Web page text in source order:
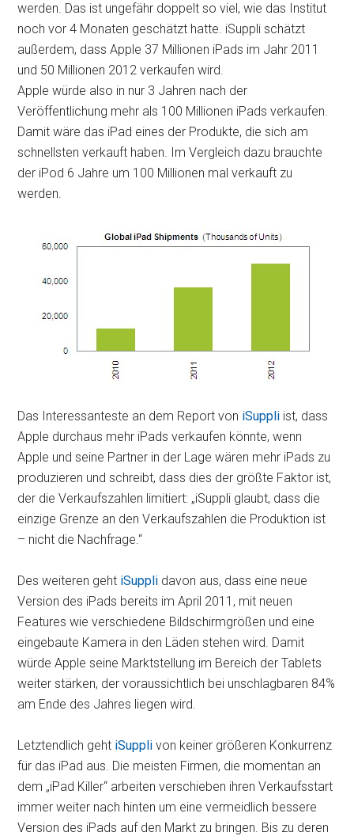
werden. Das ist ungefähr doppelt so viel, wie das Institut
noch vor 4 Monaten geschätzt hatte. iSuppli schätzt
außerdem, dass Apple 37 Millionen iPads im Jahr 2011
und 50 Millionen 2012 verkaufen wird.
Apple würde also in nur 3 Jahren nach der
Veröffentlichung mehr als 100 Millionen iPads verkaufen.
Damit wäre das iPad eines der Produkte, die sich am
schnellsten verkauft haben. Im Vergleich dazu brauchte
der iPod 6 Jahre um 100 Millionen mal verkauft zu
werden.
Das Interessanteste an dem Report von iSuppli ist, dass
Apple durchaus mehr iPads verkaufen könnte, wenn
Apple und seine Partner in der Lage wären mehr iPads zu
produzieren und schreibt, dass dies der größte Faktor ist,
der die Verkaufszahlen limitiert: „iSuppli glaubt, dass die
einzige Grenze an den Verkaufszahlen die Produktion ist
– nicht die Nachfrage.“
Des weiteren geht iSuppli davon aus, dass eine neue
Version des iPads bereits im April 2011, mit neuen
Features wie verschiedene Bildschirmgrößen und eine
eingebaute Kamera in den Läden stehen wird. Damit
würde Apple seine Marktstellung im Bereich der Tablets
weiter stärken, der voraussichtlich bei unschlagbaren 84%
am Ende des Jahres liegen wird.
Letztendlich geht iSuppli von keiner größeren Konkurrenz
für das iPad aus. Die meisten Firmen, die momentan an
dem „iPad Killer“ arbeiten verschieben ihren Verkaufsstart
immer weiter nach hinten um eine vermeidlich bessere
Version des iPads auf den Markt zu bringen. Bis zu deren